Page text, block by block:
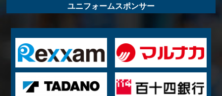
ユニフォームスポンサー